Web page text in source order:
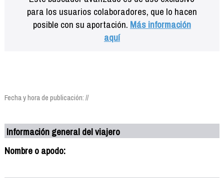
para los usuarios colaboradores, que lo hacen
posible con su aportación. Más información
aquí
Fecha y hora de publicación: //
Información general del viajero
Nombre o apodo: